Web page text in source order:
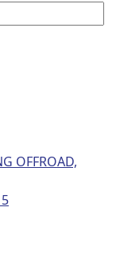
OFFROAD,